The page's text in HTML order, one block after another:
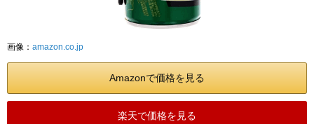
画像： amazon.co.jp
Amazonで価格を見る
楽天で価格を見る